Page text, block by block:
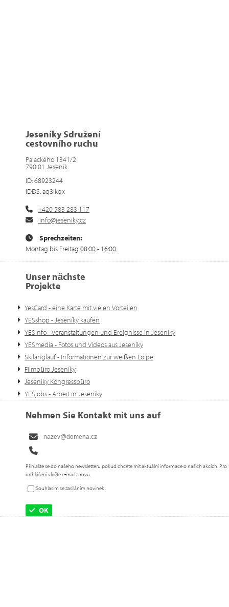
Jeseníky Sdružení
cestovního ruchu
Palackého 1341/2
790 01 Jeseník
ID: 68923244
IDDS: aq3ikqx
+420 583 283 117
info@jeseniky.cz
Sprechzeiten:
Montag bis Freitag 08:00 - 16:00
Unser nächste
Projekte
YesCard - eine Karte mit vielen Vorteilen
YESshop - Jeseníky kaufen
YESinfo - Veranstaltungen und Ereignisse in Jeseníky
YESmedia - Fotos und Videos aus Jeseníky
Skilanglauf - Informationen zur weißen Loipe
Filmbüro Jeseníky
Jeseníky Kongressbüro
YESjobs - Arbeit in Jeseníky
Nehmen Sie Kontakt mit uns auf
Přihlašte se do našeho newsletteru pokud chcete mít aktuální informace o našich akcích. Pro
odhlášení vložte e-mail znovu.
Souhlasím se zasíláním novinek
OK